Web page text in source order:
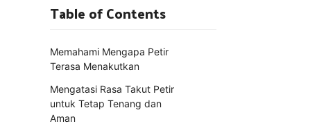
Table of Contents
Memahami Mengapa Petir
Terasa Menakutkan
Mengatasi Rasa Takut Petir
untuk Tetap Tenang dan
Aman